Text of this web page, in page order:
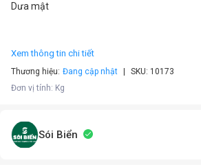
Dưa mật
Xem thông tin chi tiết
Thương hiệu: Đang cập nhật SKU: 10173
Đơn vị tính: Kg
Sói Biển